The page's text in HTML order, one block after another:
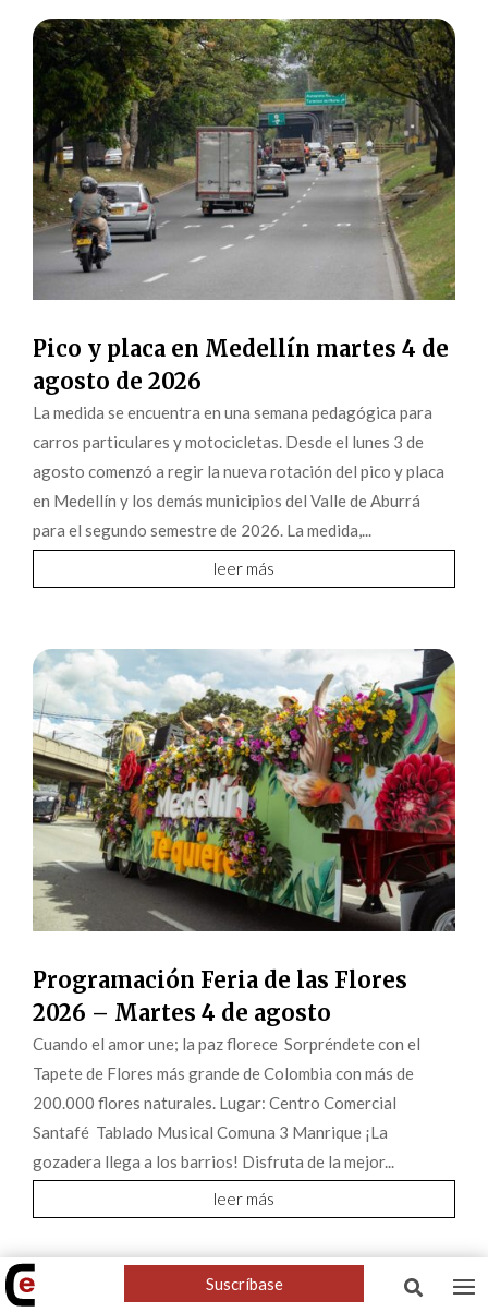
Pico y placa en Medellín martes 4 de
agosto de 2026
La medida se encuentra en una semana pedagógica para
carros particulares y motocicletas. Desde el lunes 3 de
agosto comenzó a regir la nueva rotación del pico y placa
en Medellín y los demás municipios del Valle de Aburrá
para el segundo semestre de 2026. La medida,...
leer más
Programación Feria de las Flores
2026 – Martes 4 de agosto
Cuando el amor une; la paz florece Sorpréndete con el
Tapete de Flores más grande de Colombia con más de
200.000 flores naturales. Lugar: Centro Comercial
Santafé Tablado Musical Comuna 3 Manrique ¡La
gozadera llega a los barrios! Disfruta de la mejor...
leer más
Suscríbase 